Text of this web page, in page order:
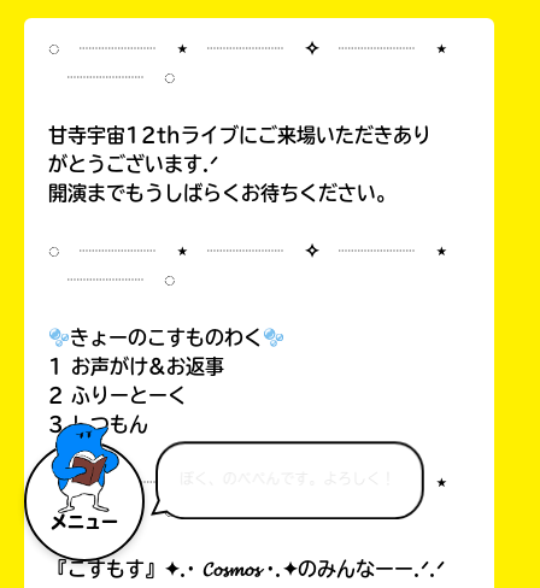
メニュー
◌ ┈┈┈┈ ⋆ ┈┈┈┈ ✧ ┈┈┈┈ ⋆
┈┈┈┈ ◌
甘寺宇宙12thライブにご来場いただきあり
がとうございます.ᐟ
開演までもうしばらくお待ちください。
◌ ┈┈┈┈ ⋆ ┈┈┈┈ ✧ ┈┈┈┈ ⋆
┈┈┈┈ ◌
きょーのこすものわく
1 お声がけ&お返事
2 ふりーとーく
3 しつもん
◌ ┈┈┈┈ ⋆ ┈┈┈┈ ✧ ┈┈┈┈ ⋆
┈┈┈┈ ◌
『こすもす』✦.· 𝓒𝓸𝓼𝓶𝓸𝓼 ·.✦のみんなーー.ᐟ.ᐟ